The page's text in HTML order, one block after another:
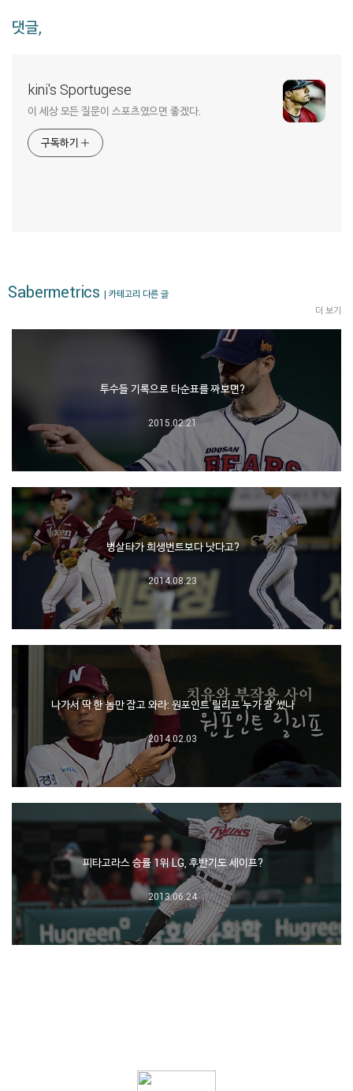
댓글,
kini's Sportugese
이 세상 모든 질문이 스포츠였으면 좋겠다.
구독하기
Sabermetrics | 카테고리 다른 글
더 보기
투수들 기록으로 타순표를 짜보면?
2015.02.21
병살타가 희생번트보다 낫다고?
2014.08.23
나가서 딱 한 놈만 잡고 와라: 원포인트 릴리프 누가 잘 썼나
2014.02.03
피타고라스 승률 1위 LG, 후반기도 세이프?
2013.06.24